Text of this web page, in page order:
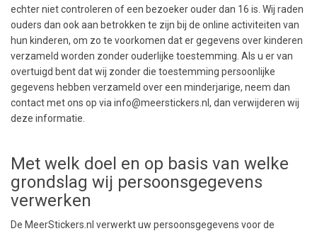
echter niet controleren of een bezoeker ouder dan 16 is. Wij raden
ouders dan ook aan betrokken te zijn bij de online activiteiten van
hun kinderen, om zo te voorkomen dat er gegevens over kinderen
verzameld worden zonder ouderlijke toestemming. Als u er van
overtuigd bent dat wij zonder die toestemming persoonlijke
gegevens hebben verzameld over een minderjarige, neem dan
contact met ons op via info@meerstickers.nl, dan verwijderen wij
deze informatie.
Met welk doel en op basis van welke
grondslag wij persoonsgegevens
verwerken
De MeerStickers.nl verwerkt uw persoonsgegevens voor de